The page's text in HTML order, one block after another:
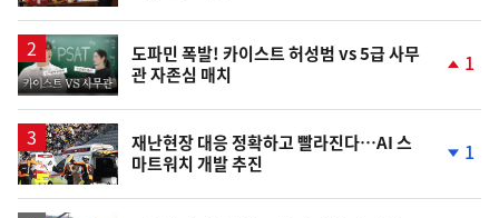
영
상
도파민 폭발! 카이스트 허성범 vs 5급 사무
관 자존심 매치
1
재난현장 대응 정확하고 빨라진다…AI 스
마트워치 개발 추진
1